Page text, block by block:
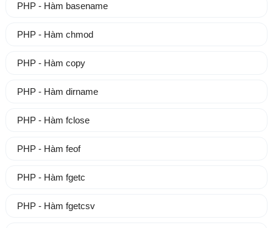
PHP - Hàm basename
PHP - Hàm chmod
PHP - Hàm copy
PHP - Hàm dirname
PHP - Hàm fclose
PHP - Hàm feof
PHP - Hàm fgetc
PHP - Hàm fgetcsv